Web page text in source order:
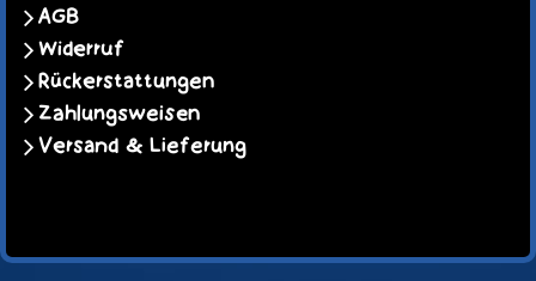
AGB
Widerruf
Rückerstattungen
Zahlungsweisen
Versand & Lieferung